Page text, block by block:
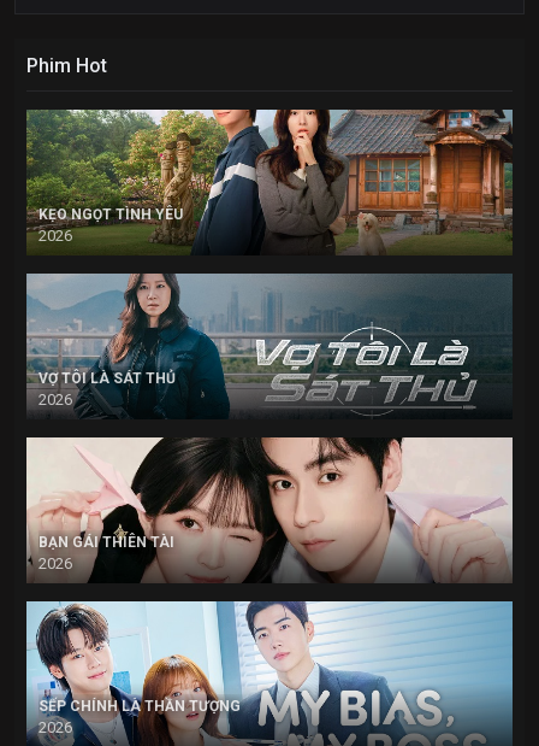
Phim Hot
KẸO NGỌT TÌNH YÊU
2026
VỢ TÔI LÀ SÁT THỦ
2026
BẠN GÁI THIÊN TÀI
2026
SẾP CHÍNH LÀ THẦN TƯỢNG
2026